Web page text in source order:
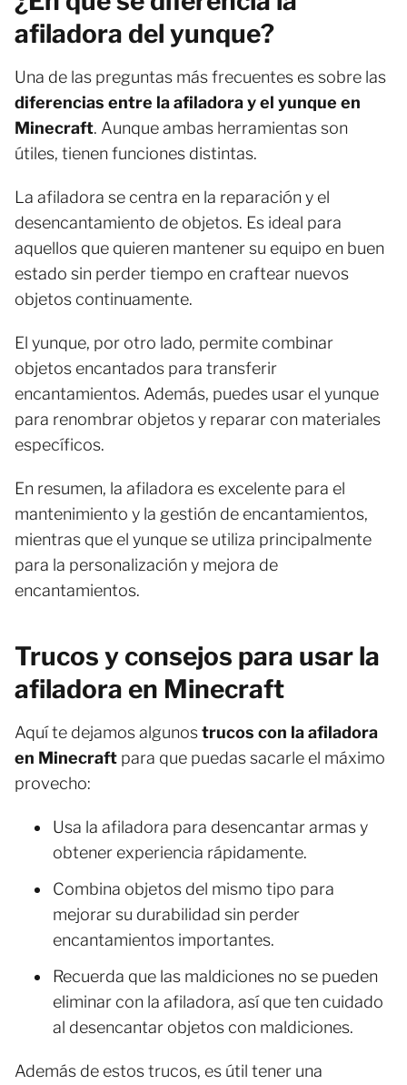
afiladora del yunque?
Una de las preguntas más frecuentes es sobre las
diferencias entre la afiladora y el yunque en
Minecraft. Aunque ambas herramientas son
útiles, tienen funciones distintas.
La afiladora se centra en la reparación y el
desencantamiento de objetos. Es ideal para
aquellos que quieren mantener su equipo en buen
estado sin perder tiempo en craftear nuevos
objetos continuamente.
El yunque, por otro lado, permite combinar
objetos encantados para transferir
encantamientos. Además, puedes usar el yunque
para renombrar objetos y reparar con materiales
específicos.
En resumen, la afiladora es excelente para el
mantenimiento y la gestión de encantamientos,
mientras que el yunque se utiliza principalmente
para la personalización y mejora de
encantamientos.
Trucos y consejos para usar la
afiladora en Minecraft
Aquí te dejamos algunostrucos con la afiladora
en Minecraft para que puedas sacarle el máximo
provecho:
Usa la afiladora para desencantar armas y
obtener experiencia rápidamente.
Combina objetos del mismo tipo para
mejorar su durabilidad sin perder
encantamientos importantes.
Recuerda que las maldiciones no se pueden
eliminar con la afiladora, así que ten cuidado
al desencantar objetos con maldiciones.
Además de estos trucos, es útil tener una